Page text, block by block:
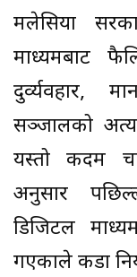
मलेसिया
माध्यमबाट
दुर्व्यवहार,
सञ्जालको
यस्तो कदम
अनुसार
डिजिटल
गएकाले कडा